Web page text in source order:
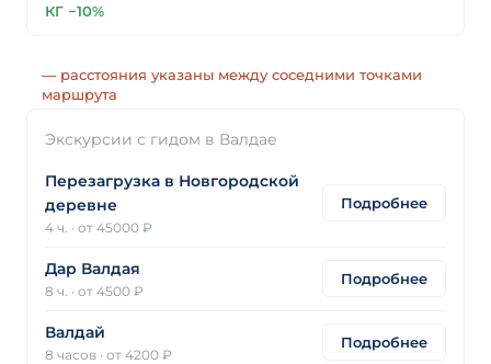
КГ −10%
— расстояния указаны между соседними точками
маршрута
Экскурсии с гидом в Валдае
Перезагрузка в Новгородской
деревне
4 ч. · от 45000 ₽
Подробнее
Дар Валдая
8 ч. · от 4500 ₽
Подробнее
Валдай
8 часов · от 4200 ₽
Подробнее